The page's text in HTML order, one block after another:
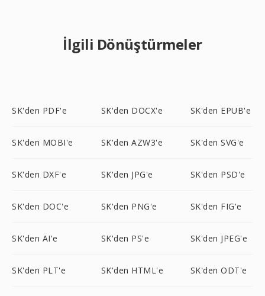
İlgili Dönüştürmeler
SK'den PDF'e SK'den DOCX'e SK'den EPUB'e
SK'den MOBI'e SK'den AZW3'e SK'den SVG'e
SK'den DXF'e SK'den JPG'e SK'den PSD'e
SK'den DOC'e SK'den PNG'e SK'den FIG'e
SK'den AI'e SK'den PS'e SK'den JPEG'e
SK'den PLT'e SK'den HTML'e SK'den ODT'e